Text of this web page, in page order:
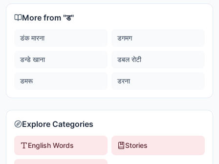
More from "ड"
डंक मारना डगमग
डन्डे खाना डबल रोटी
डमरू डरना
Explore Categories
English Words Stories